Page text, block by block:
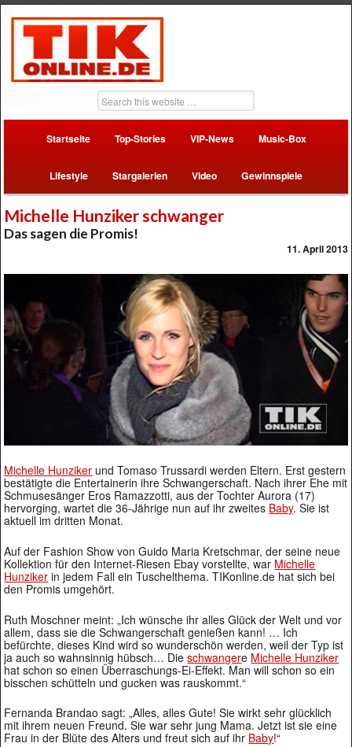
Startseite Top-Stories VIP-News Music-Box
Lifestyle Stargalerien Video Gewinnspiele
Michelle Hunziker schwanger
Das sagen die Promis!
11. April 2013
Michelle Hunziker und Tomaso Trussardi werden Eltern. Erst gestern
bestätigte die Entertainerin ihre Schwangerschaft. Nach ihrer Ehe mit
Schmusesänger Eros Ramazzotti, aus der Tochter Aurora (17)
hervorging, wartet die 36-Jährige nun auf ihr zweites Baby. Sie ist
aktuell im dritten Monat.
Auf der Fashion Show von Guido Maria Kretschmar, der seine neue
Kollektion für den Internet-Riesen Ebay vorstellte, war Michelle
Hunziker in jedem Fall ein Tuschelthema. TIKonline.de hat sich bei
den Promis umgehört.
Ruth Moschner meint: „Ich wünsche ihr alles Glück der Welt und vor
allem, dass sie die Schwangerschaft genießen kann! … Ich
befürchte, dieses Kind wird so wunderschön werden, weil der Typ ist
ja auch so wahnsinnig hübsch… Dieschwangere Michelle Hunziker
hat schon so einen Überraschungs-Ei-Effekt. Man will schon so ein
bisschen schütteln und gucken was rauskommt.“
Fernanda Brandao sagt: „Alles, alles Gute! Sie wirkt sehr glücklich
mit ihrem neuen Freund. Sie war sehr jung Mama. Jetzt ist sie eine
Frau in der Blüte des Alters und freut sich auf ihr Baby!“